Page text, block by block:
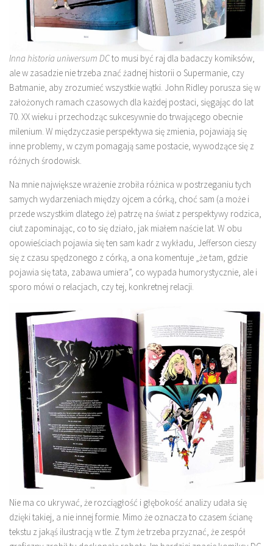
Inna historia uniwersum DCto musi być raj dla badaczy komiksów,
ale w zasadzie nie trzeba znać żadnej historii o Supermanie, czy
Batmanie, aby zrozumieć wszystkie wątki. John Ridley porusza się w
założonych ramach czasowych dla każdej postaci, sięgając do lat
70. XX wieku i przechodząc sukcesywnie do trwającego obecnie
milenium. W międzyczasie perspektywa się zmienia, pojawiają się
inne problemy, w czym pomagają same postacie, wywodzące się z
różnych środowisk.
Na mnie największe wrażenie zrobiła różnica w postrzeganiu tych
samych wydarzeniach między ojcem a córką, choć sam (a może i
przede wszystkim dlatego że) patrzę na świat z perspektywy rodzica,
ciut zapominając, co to się działo, jak miałem naście lat. W obu
opowieściach pojawia się ten sam kadr z wykładu, Jefferson cieszy
się z czasu spędzonego z córką, a ona komentuje „że tam, gdzie
pojawia się tata, zabawa umiera”, co wypada humorystycznie, ale i
sporo mówi o relacjach, czy tej, konkretnej relacji.
Nie ma co ukrywać, że rozciągłość i głębokość analizy udała się
dzięki takiej, a nie innej formie. Mimo że oznacza to czasem ścianę
tekstu z jakąś ilustracją w tle. Z tym że trzeba przyznać, że zespół